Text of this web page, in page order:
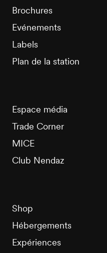
Brochures
Evénements
Labels
Plan de la station
Espace média
Trade Corner
MICE
Club Nendaz
Shop
Hébergements
Expériences